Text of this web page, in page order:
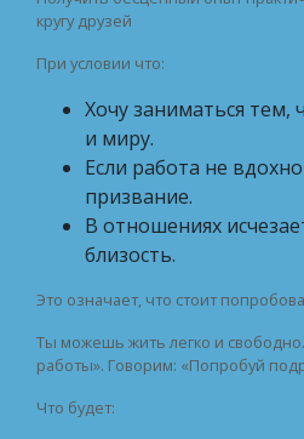
кругу друзей
При условии что:
Хочу заниматься тем,
и миру.
Если работа не
призвание.
В отношениях
близость.
Это означает, что стоит
Ты можешь жить легко и
работы». Говорим: «Попробуй
Что будет: